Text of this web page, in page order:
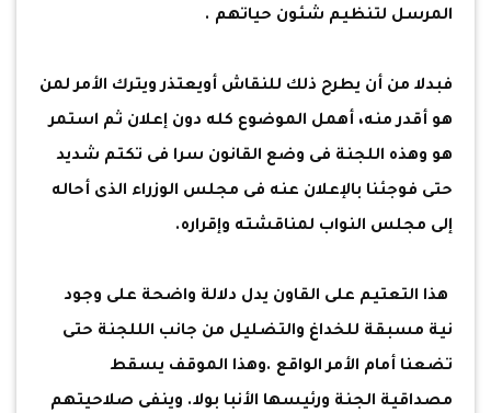
المرسل لتنظيم شئون حياتهم .
فبدلا من أن يطرح ذلك للنقاش أويعتذر ويترك الأمر لمن
هو أقدر منه، أهمل الموضوع كله دون إعلان ثم استمر
هو وهذه اللجنة فى وضع القانون سرا فى تكتم شديد
حتى فوجئنا بالإعلان عنه فى مجلس الوزراء الذى أحاله
إلى مجلس النواب لمناقشته وإقراره.
هذا التعتيم على القاون يدل دلالة واضحة على وجود
نية مسبقة للخداغ والتضليل من جانب الللجنة حتى
تضعنا أمام الأمر الواقع .وهذا الموقف يسقط
مصداقية الجنة ورئيسها الأنبا بولا. وينفى صلاحيتهم